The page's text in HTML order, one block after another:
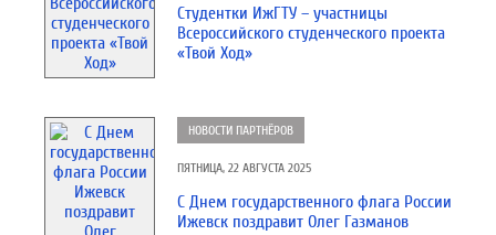
Студентки ИжГТУ – участницы
Всероссийского студенческого проекта
«Твой Ход»
НОВОСТИ ПАРТНЁРОВ
ПЯТНИЦА, 22 АВГУСТА 2025
С Днем государственного флага России
Ижевск поздравит Олег Газманов